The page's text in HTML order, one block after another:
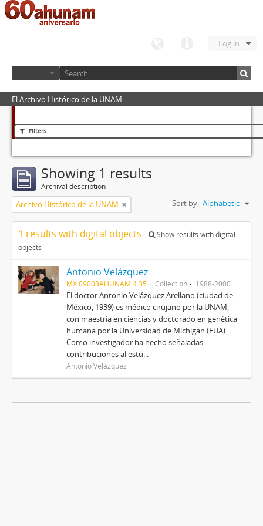
Log in
El Archivo Histórico de la UNAM
Filters
Showing 1 results
Archival description
Archivo Histórico de la UNAM Sort by: Alphabetic
1 results with digital objects
Show results with digital
objects
Antonio Velázquez
MX 09003AHUNAM 4.35 Collection 1988-2000
El doctor Antonio Velázquez Arellano (ciudad de
México, 1939) es médico cirujano por la UNAM,
con maestría en ciencias y doctorado en genética
humana por la Universidad de Michigan (EUA).
Como investigador ha hecho señaladas
contribuciones al estu...
Antonio Velázquez